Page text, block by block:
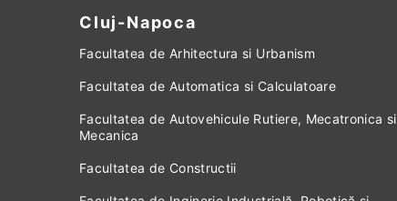
Cluj-Napoca
Facultatea de Arhitectura si Urbanism
Facultatea de Automatica si Calculatoare
Facultatea de Autovehicule Rutiere, Mecatronica si
Mecanica
Facultatea de Constructii